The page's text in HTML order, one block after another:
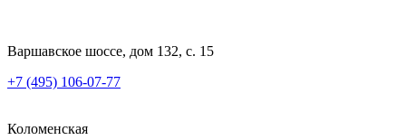
Варшавское шоссе, дом 132, с. 15
+7 (495) 106-07-77
Коломенская